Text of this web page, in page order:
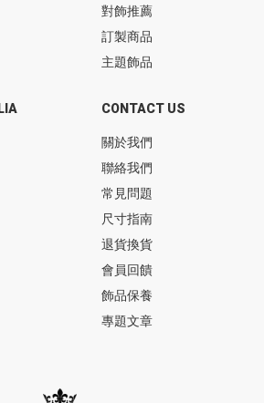
對飾推薦
訂製商品
主題飾品
CONTACT US
關於我們
聯絡我們
常見問題
尺寸指南
退貨換貨
會員回饋
飾品保養
專題文章